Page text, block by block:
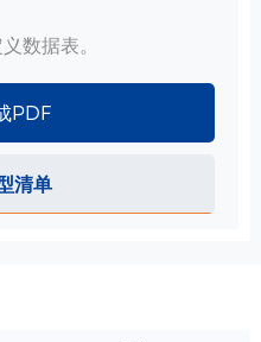
、硅胶
mm
3.5 kg
数据表。
PDF
清单